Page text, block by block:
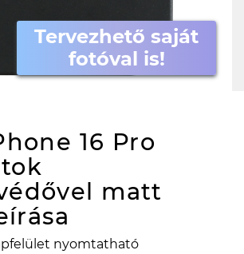
Tervezhető saját
fotóval is!
16 Pro
matt
nyomtatható